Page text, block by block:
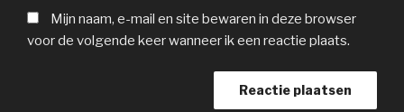
Mijn naam, e-mail en site bewaren in deze browser
voor de volgende keer wanneer ik een reactie plaats.